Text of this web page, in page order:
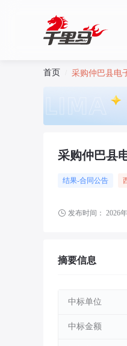
首页 采购仲巴县电
采购仲巴县
结果-合同公告
发布时间： 2026
摘要信息
中标单位
中标金额